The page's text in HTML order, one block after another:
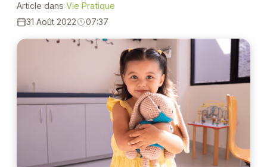
Article dans Vie Pratique
31 Août 2022
07:37